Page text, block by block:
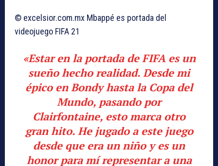
© excelsior.com.mx Mbappé es portada del
videojuego FIFA 21
«Estar en la portada de FIFA es un
sueño hecho realidad. Desde mi
épico en Bondy hasta la Copa del
Mundo, pasando por
Clairfontaine, esto marca otro
gran hito. He jugado a este juego
desde que era un niñoy es un
honor para mí representar a una